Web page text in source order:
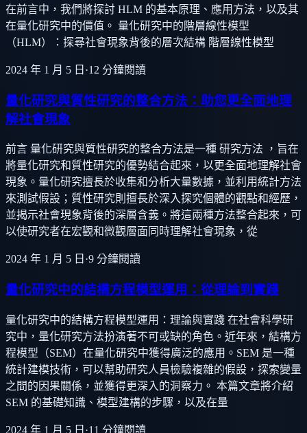
在前言中，我們將探討 HLM 的基本原理、應用方法，以及其
在量化研究中的價值。 量化研究中的階層線性模型
（HLM）：探尋社會現象背後的層次結構 階層線性模型
2024 年 1 月 5 日 ·12 分鐘閱讀
量化研究與質性研究的整合方法：助您更全面地理
解社會現象
前言 量化研究與質性研究的整合方法是一種 研究方法 ，旨在
將量化研究和質性研究的優勢結合起來，以更全面地理解社會
現象。量化研究擅長於收集和分析大量數據，並利用統計方法
來測試假設；質性研究則擅長於深入探究個體的觀點和經歷，
並揭示社會現象背後的深層含義。將這兩種方法整合起來，可
以使研究者在宏觀和微觀層面同時理解社會現象，從
2024 年 1 月 5 日 ·9 分鐘閱讀
量化研究中的結構方程模型運用：從理論到實踐
量化研究中的結構方程模型運用：理論與實踐 在社會科學研
究中，量化研究方法扮演著不可或缺的角色。近年來，結構方
程模型（SEM）在量化研究中獲得廣泛的應用。SEM 是一種
統計建模技術，可以幫助研究人員檢驗複雜的假設，探索變量
之間的因果關係，並獲得更深入的洞察力。 本篇文章將介紹
SEM 的基礎知識、模型建構的步驟，以及在量
2024 年 1 月 5 日 ·11 分鐘閱讀